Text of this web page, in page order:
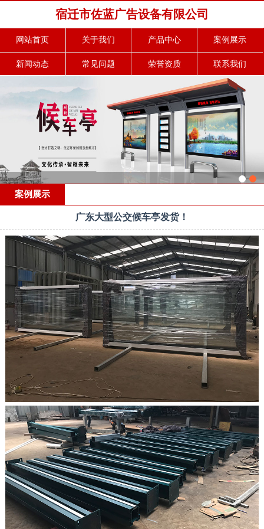
宿迁市佐蓝广告设备有限公司
网站首页 关于我们 产品中心 案例展示
新闻动态 常见问题 荣誉资质 联系我们
案例展示
广东大型公交候车亭发货！